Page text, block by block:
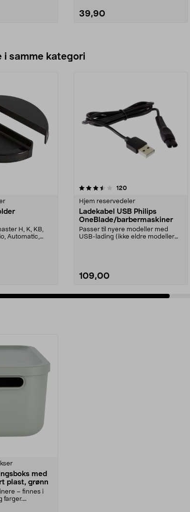
39,90
i samme kategori
H, K, KB,
Automatic,
stjerner 120anmeldelser
Hjem reservedeler
Ladekabel USB Philips
OneBlade/barbermaskiner
Passer til nyere modeller med
USB-lading (ikke eldre modeller
109,00
4.5 av 5 stjerner
med
plast, grønn
– finnes i
farger.